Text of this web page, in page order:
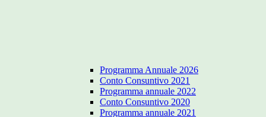
Programma Annuale 2026
Conto Consuntivo 2021
Programma annuale 2022
Conto Consuntivo 2020
Programma annuale 2021